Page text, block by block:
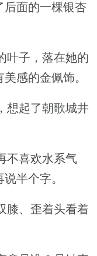
后面的一棵银杏
子，落在她的
感的金佩饰。
想起了朝歌城井
不喜欢水系气
半个字。
膝、歪着头看着